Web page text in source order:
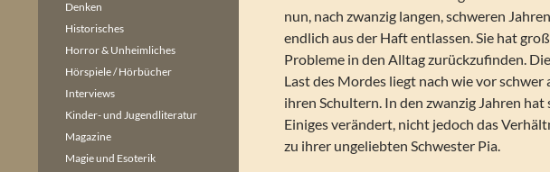
nun, nach zwanzig langen, schweren
endlich aus der Haft entlassen. Sie hat
Probleme in den Alltag zurückzufinden. Die
Last des Mordes liegt nach wie vor schwer
ihren Schultern. In den zwanzig Jahren hat
Einiges verändert, nicht jedoch das
zu ihrer ungeliebten Schwester Pia.
Denken
Historisches
Horror & Unheimliches
Hörspiele / Hörbücher
Interviews
Kinder- und Jugendliteratur
Magazine
Magie und Esoterik